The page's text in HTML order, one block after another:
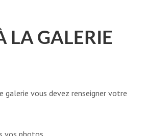
LA GALERIE
galerie vous devez renseigner votre
vos photos